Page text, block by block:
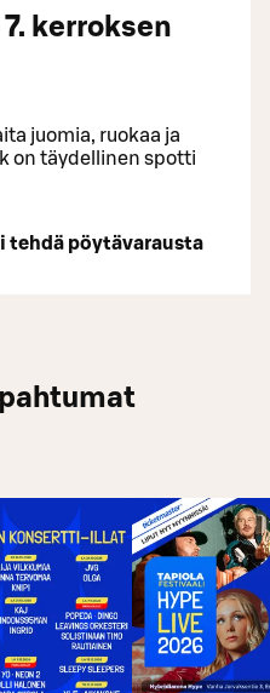
7. kerroksen
juomia, ruokaa ja
on täydellinen spotti
tehdä pöytävarausta